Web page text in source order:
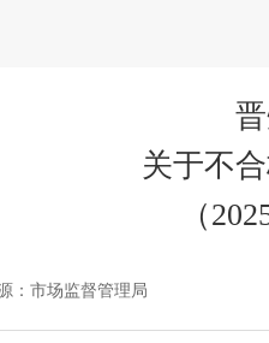
关于不
（
：市场监督管理局